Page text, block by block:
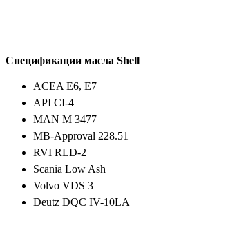
Спецификации масла Shell
ACEA E6, E7
API CI-4
MAN M 3477
MB-Approval 228.51
RVI RLD-2
Scania Low Ash
Volvo VDS 3
Deutz DQC IV-10LA